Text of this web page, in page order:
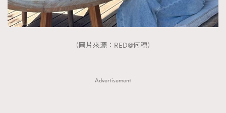
（圖片來源：RED@何穗）
Advertisement